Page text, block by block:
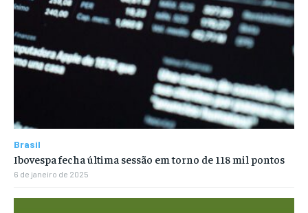
Brasil
Ibovespa fecha última sessão em torno de 118 mil pontos
6 de janeiro de 2025